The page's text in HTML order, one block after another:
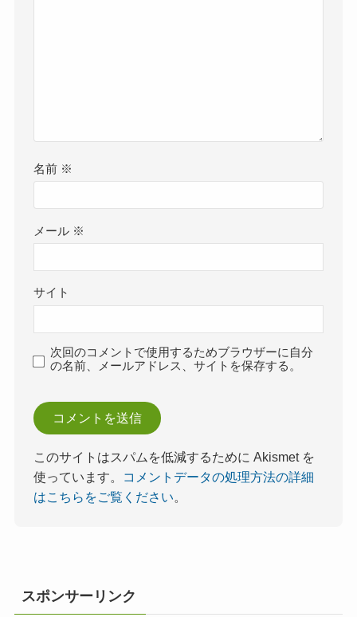
名前 ※
メール ※
サイト
次回のコメントで使用するためブラウザーに自分
の名前、メールアドレス、サイトを保存する。
このサイトはスパムを低減するために Akismet を
使っています。
コメントデータの処理方法の詳細
はこちらをご覧ください。
スポンサーリンク